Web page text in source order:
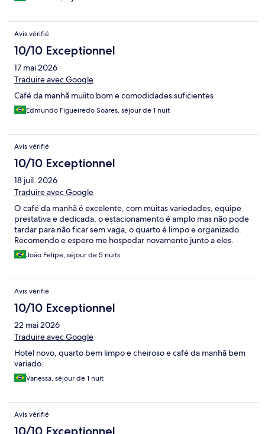
Avis vérifié
10/10 Exceptionnel
17 mai 2026
Traduire avec Google
Café da manhã muiito bom e comodidades suficientes
Edmundo Figueiredo Soares, séjour de 1 nuit
Avis vérifié
10/10 Exceptionnel
18 juil. 2026
Traduire avec Google
O café da manhã é excelente, com muitas variedades, equipe
prestativa e dedicada, o estacionamento é amplo mas não pode
tardar para não ficar sem vaga, o quarto é limpo e organizado.
Recomendo e espero me hospedar novamente junto a eles.
João Felipe, séjour de 5 nuits
Avis vérifié
10/10 Exceptionnel
22 mai 2026
Traduire avec Google
Hotel novo, quarto bem limpo e cheiroso e café da manhã bem
variado.
Vanessa, séjour de 1 nuit
Avis vérifié